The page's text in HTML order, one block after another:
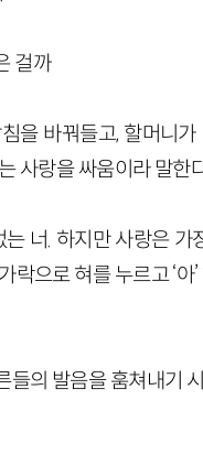
걸까
을 바꿔들고, 할머니
사랑을 싸움이라 말한
너. 하지만 사랑은
으로 혀를 누르고 ‘아
들의 발음을 훔쳐내기